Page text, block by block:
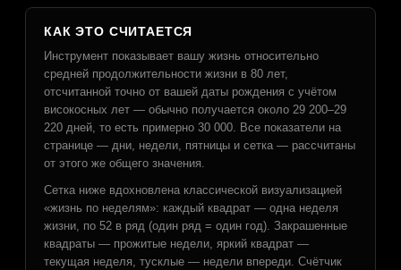
КАК ЭТО СЧИТАЕТСЯ
Инструмент показывает вашу жизнь относительно
средней продолжительности жизни в 80 лет,
отсчитанной точно от вашей даты рождения с учётом
високосных лет — обычно получается около 29 200–29
220 дней, то есть примерно 30 000. Все показатели на
странице — дни, недели, пятницы и сетка — рассчитаны
от этого же общего значения.
Сетка ниже вдохновлена классической визуализацией
«жизнь по неделям»: каждый квадрат — одна неделя
жизни, по 52 в ряд (один ряд = один год). Закрашенные
квадраты — прожитые недели, яркий квадрат —
текущая неделя, тусклые — недели впереди. Счётчик